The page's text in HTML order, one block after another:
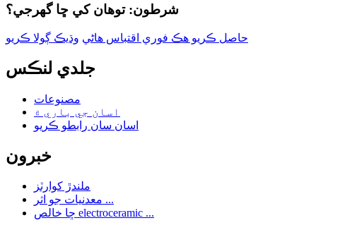
شرطون: توهان کي ڇا گهرجي؟
حاصل ڪريو هڪ فوري اقتباس هاڻي وڌيڪ ڳولا ڪريو
جلدي لنڪس
مصنوعات
اسان جي باري ۾
اسان سان رابطو ڪريو
خبرون
ملندڙ کوارٽز
معدنيات جو اثر ...
ڇا خالص electroceramic ...